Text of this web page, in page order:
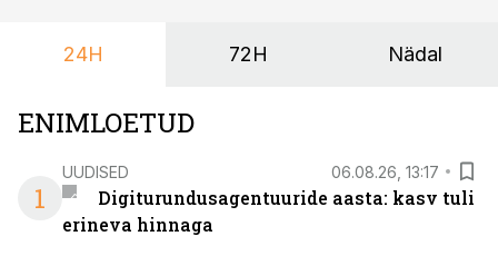
24H 72H Nädal
ENIMLOETUD
1
UUDISED 06.08.26, 13:17
Digiturundusagentuuride aasta: kasv tuli
erineva hinnaga